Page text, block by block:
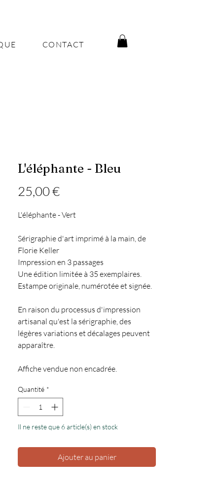
CONTACT
L'éléphante - Bleu
25,00 €Prix
L'éléphante - Vert
Sérigraphie d'art imprimé à la main, de
Florie Keller
Impression en 3 passages
Une édition limitée à 35 exemplaires.
Estampe originale, numérotée et signée.
En raison du processus d'impression
artisanal qu'est la sérigraphie, des
légères variations et décalages peuvent
apparaître.
Affiche vendue non encadrée.
Quantité *
Il ne reste que 6 article(s) en stock
Ajouter au panier